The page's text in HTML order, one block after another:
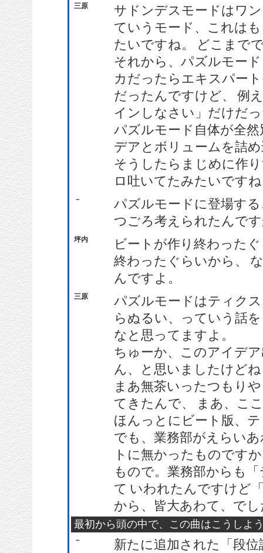
三原
サドンデスモードはワ
ていうモード、これは
たいですね。 どこまで
それから、パズルモー
カだったらエキスパー
だったんですけど、 例
インしなさい」だけだ
パズルモード自体が全
デアとボリュームを詰
そうしたらまじめに作
ロ吐いてたみたいです
－
パズルモードに登場す
つごろ考えられたんで
坪内
ビートが作り終わった
終わったぐらいから、
んですよ。
三原
パズルモードはティク
らぬるい、っていう話
なと思ってますよ。
ちゅーか、このアイデ
ん、と思いましたけど
まあ無茶いったつもり
てきたんで、 まあ、こ
ほんっとにビート版、
でも、業務部がえらい
トに無かったものです
もので。業務部からも
て いわれたんですけど
から、皆大あわて、で
最初から頭の中で、この曲はこうしよ
－
新たに追加された「段